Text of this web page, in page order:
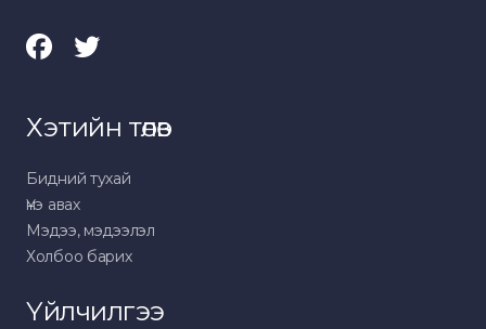
Хэтийн төлөв
Бидний тухай
Үнэ авах
Мэдээ, мэдээлэл
Холбоо барих
Үйлчилгээ